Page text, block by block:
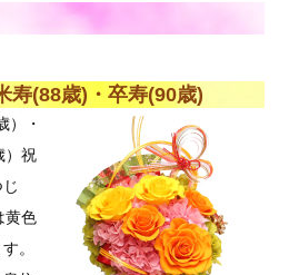
寿(88歳)・卒寿(90歳)
）・
）祝
黄色
。